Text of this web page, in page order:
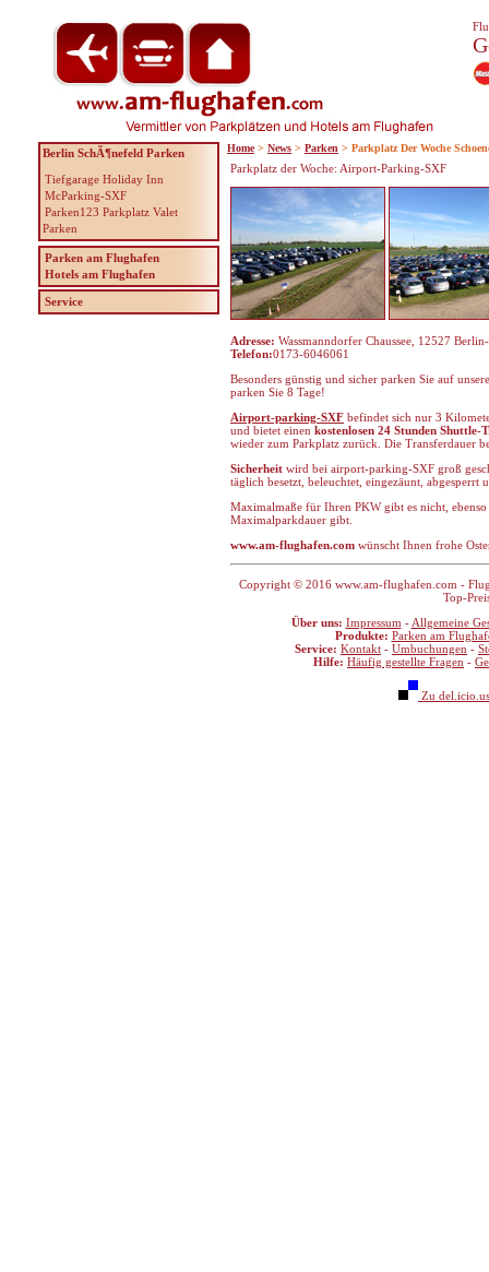
Parkplatz der Woche: Airport-Parking-SXF
Adresse: Wassmanndorfer Chaussee, 12527
Telefon:0173-6046061
Besonders günstig und sicher parken Sie auf
parken Sie 8 Tage!
Airport-parking-SXF befindet sich nur 3
und bietet einen kostenlosen 24 Stunden Shuttle-
wieder zum Parkplatz zurück. Die Transferdauer
Sicherheit wird bei airport-parking-SXF groß
täglich besetzt, beleuchtet, eingezäunt, abgesperrt
Maximalmaße für Ihren PKW gibt es nicht,
Maximalparkdauer gibt.
www.am-flughafen.com wünscht Ihnen frohe
Copyright © 2016 www.am-flughafen.com -
Top-
Über uns: Impressum - Allgemeine
Produkte: Parken am
Service: Kontakt - Umbuchungen -
Hilfe: Häufig gestellte Fragen -
Zu
Berlin SchÃ¶nefeld Parken
Tiefgarage Holiday Inn
McParking-SXF
Parken123 Parkplatz Valet
Parken
Parken am Flughafen
Hotels am Flughafen
Service
Home > News > Parken > Parkplatz Der Woche